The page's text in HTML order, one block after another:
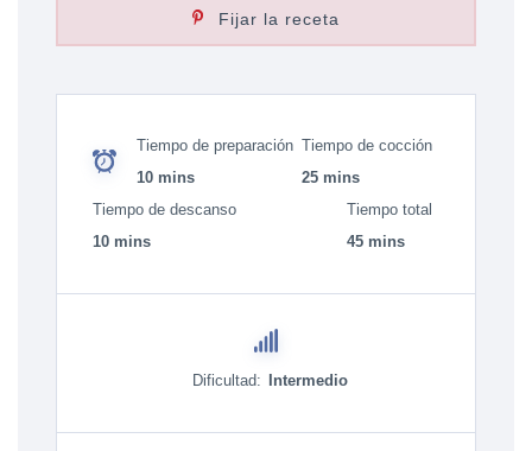
Fijar la receta
Tiempo de preparación
10 mins
Tiempo de cocción
25 mins
Tiempo de descanso
10 mins
Tiempo total
45 mins
Dificultad: Intermedio